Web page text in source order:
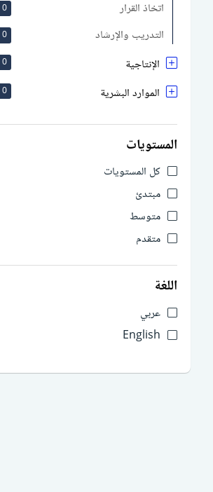
اتخاذ القرار 0
التدريب والإرشاد 0
الإنتاجية 0
الموارد البشرية 0
المستويات
كل المستويات
مبتدئ
متوسط
متقدم
اللغة
عربي
English